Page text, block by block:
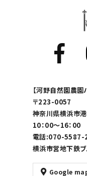
【河野自然園農園
〒223-0057
神奈川県横浜市
10：00～16：00
電話:070-5587-
横浜市営地下鉄ブ
Google